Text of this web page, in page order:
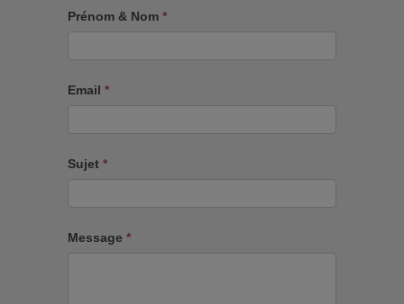
Prénom & Nom *
Email *
Sujet *
Message *